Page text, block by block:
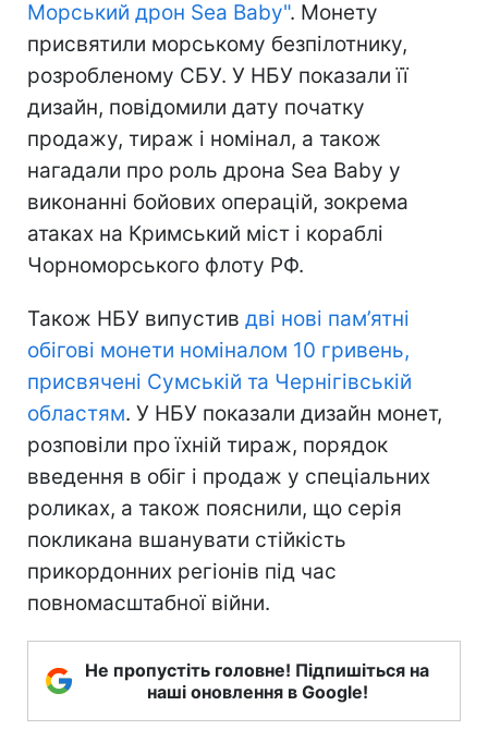
Морський дрон Sea Baby". Монету
присвятили морському безпілотнику,
розробленому СБУ. У НБУ показали її
дизайн, повідомили дату початку
продажу, тираж і номінал, а також
нагадали про роль дрона Sea Baby у
виконанні бойових операцій, зокрема
атаках на Кримський міст і кораблі
Чорноморського флоту РФ.
Також НБУ випустив дві нові пам’ятні
обігові монети номіналом 10 гривень,
присвячені Сумській та Чернігівській
областям. У НБУ показали дизайн монет,
розповіли про їхній тираж, порядок
введення в обіг і продаж у спеціальних
роликах, а також пояснили, що серія
покликана вшанувати стійкість
прикордонних регіонів під час
повномасштабної війни.
Не пропустіть головне! Підпишіться на
наші оновлення в Google!